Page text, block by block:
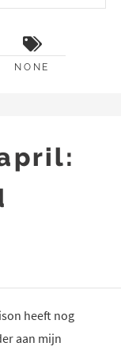
NONE
heeft nog
aan mijn